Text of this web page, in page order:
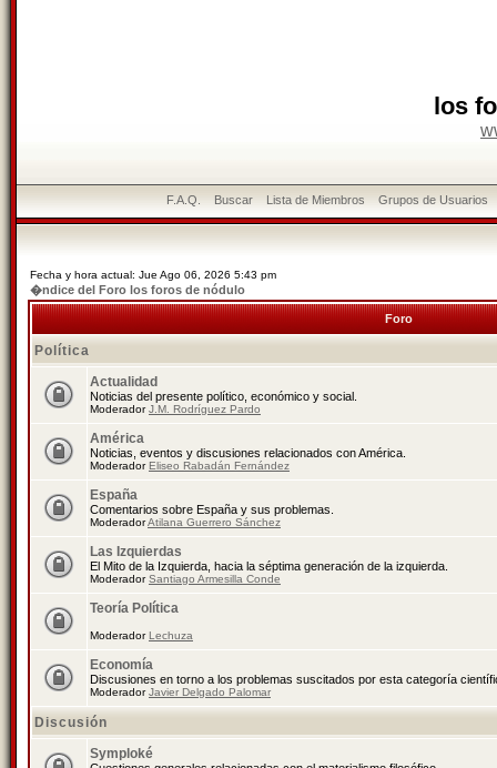
los
F.A.Q. Buscar Lista de Miembros Grupos de Usuarios
Fecha y hora actual: Jue Ago 06, 2026 5:43 pm
�ndice del Foro los foros de nódulo
Foro
Política
Actualidad
Noticias del presente político, económico y social.
ModeradorJ.M. Rodríguez Pardo
América
Noticias, eventos y discusiones relacionados con América.
ModeradorEliseo Rabadán Fernández
España
Comentarios sobre España y sus problemas.
ModeradorAtilana Guerrero Sánchez
Las Izquierdas
El Mito de la Izquierda, hacia la séptima generación de la izquierda.
ModeradorSantiago Armesilla Conde
Teoría Política
ModeradorLechuza
Economía
Discusiones en torno a los problemas suscitados por esta categoría
ModeradorJavier Delgado Palomar
Discusión
Symploké